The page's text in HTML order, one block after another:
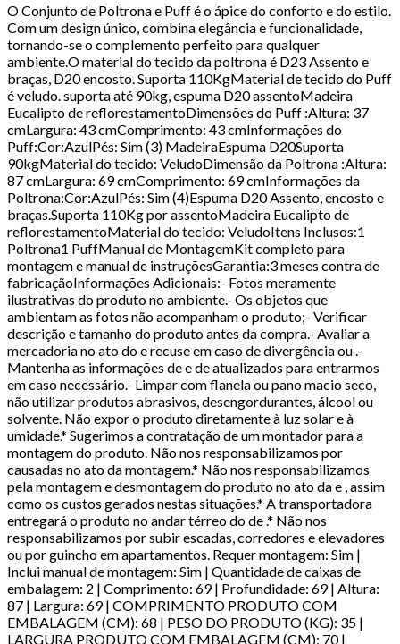
O Conjunto de Poltrona e Puff é o ápice do conforto e do estilo.
Com um design único, combina elegância e funcionalidade,
tornando-se o complemento perfeito para qualquer
ambiente.O material do tecido da poltrona é D23 Assento e
braças, D20 encosto. Suporta 110KgMaterial de tecido do Puff
é veludo. suporta até 90kg, espuma D20 assentoMadeira
Eucalipto de reflorestamentoDimensões do Puff :Altura: 37
cmLargura: 43 cmComprimento: 43 cmInformações do
Puff:Cor:AzulPés: Sim (3) MadeiraEspuma D20Suporta
90kgMaterial do tecido: VeludoDimensão da Poltrona :Altura:
87 cmLargura: 69 cmComprimento: 69 cmInformações da
Poltrona:Cor:AzulPés: Sim (4)Espuma D20 Assento, encosto e
braças.Suporta 110Kg por assentoMadeira Eucalipto de
reflorestamentoMaterial do tecido: VeludoItens Inclusos:1
Poltrona1 PuffManual de MontagemKit completo para
montagem e manual de instruçõesGarantia:3 meses contra de
fabricaçãoInformações Adicionais:- Fotos meramente
ilustrativas do produto no ambiente.- Os objetos que
ambientam as fotos não acompanham o produto;- Verificar
descrição e tamanho do produto antes da compra.- Avaliar a
mercadoria no ato do e recuse em caso de divergência ou .-
Mantenha as informações de e de atualizados para entrarmos
em caso necessário.- Limpar com flanela ou pano macio seco,
não utilizar produtos abrasivos, desengordurantes, álcool ou
solvente. Não expor o produto diretamente à luz solar e à
umidade.* Sugerimos a contratação de um montador para a
montagem do produto. Não nos responsabilizamos por
causadas no ato da montagem.* Não nos responsabilizamos
pela montagem e desmontagem do produto no ato da e , assim
como os custos gerados nestas situações.* A transportadora
entregará o produto no andar térreo do de .* Não nos
responsabilizamos por subir escadas, corredores e elevadores
ou por guincho em apartamentos. Requer montagem: Sim |
Inclui manual de montagem: Sim | Quantidade de caixas de
embalagem: 2 | Comprimento: 69 | Profundidade: 69 | Altura:
87 | Largura: 69 | COMPRIMENTO PRODUTO COM
EMBALAGEM (CM): 68 | PESO DO PRODUTO (KG): 35 |
LARGURA PRODUTO COM EMBALAGEM (CM): 70 |